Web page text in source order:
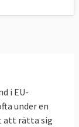
– 11
36
EU-
eller fel
i EU-
under en
att rätta sig